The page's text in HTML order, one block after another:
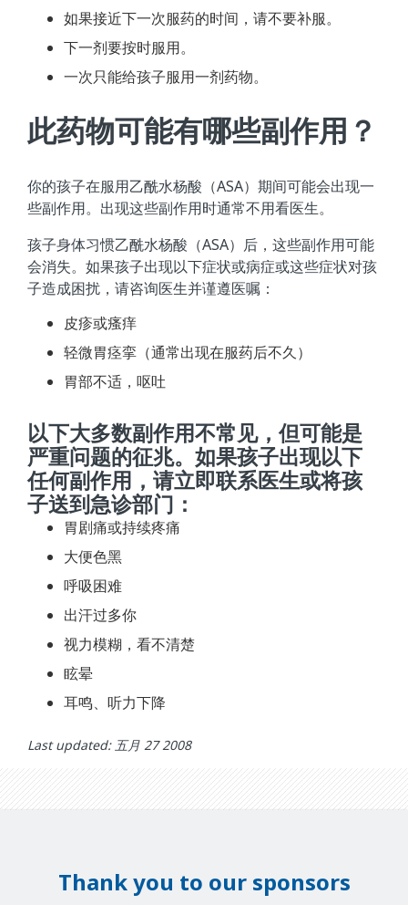
如果接近下一次服药的时间，请不要补服。
下一剂要按时服用。
一次只能给孩子服用一剂药物。
此药物可能有哪些副作用？
你的孩子在服用乙酰水杨酸（ASA）期间可能会出现一
些副作用。出现这些副作用时通常不用看医生。
孩子身体习惯乙酰水杨酸（ASA）后，这些副作用可能
会消失。如果孩子出现以下症状或病症或这些症状对孩
子造成困扰，请咨询医生并谨遵医嘱：
皮疹或瘙痒
轻微胃痉挛（通常出现在服药后不久）
胃部不适，呕吐
以下大多数副作用不常见，但可能是
严重问题的征兆。如果孩子出现以下
任何副作用，请立即联系医生或将孩
子送到急诊部门：
胃剧痛或持续疼痛
大便色黑
呼吸困难
出汗过多你
视力模糊，看不清楚
眩晕
耳鸣、听力下降
Last updated: 五月 27 2008
Thank you to our sponsors